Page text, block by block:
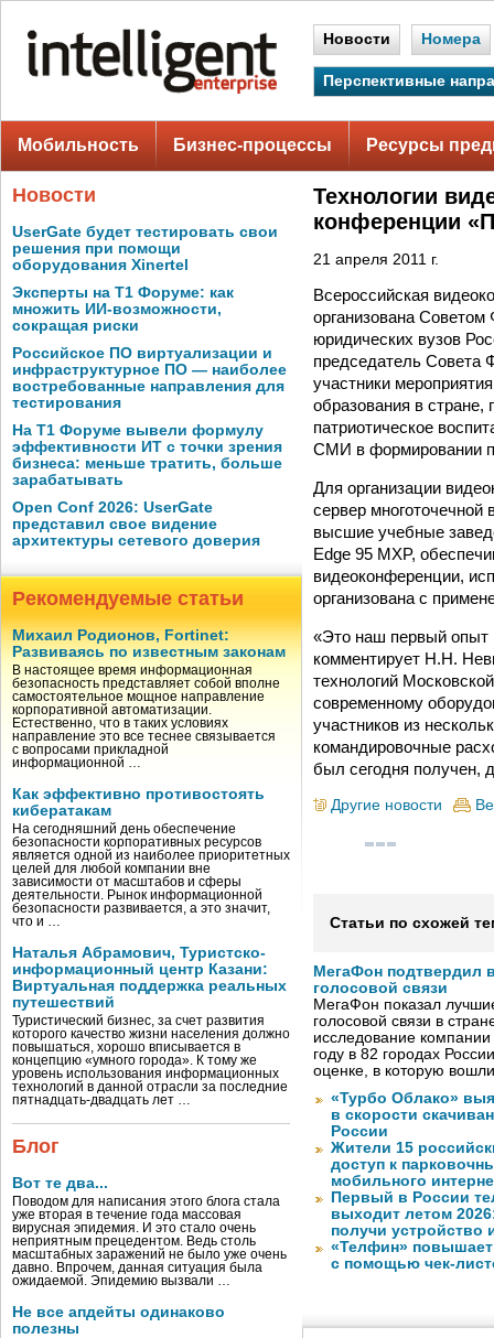
Новости Номера
Перспективные
Мобильность Бизнес-процессы Ресурсы
Новости
UserGate будет тестировать свои
решения при помощи
оборудования Xinertel
Эксперты на Т1 Форуме: как
множить ИИ-возможности,
сокращая риски
Российское ПО виртуализации и
инфраструктурное ПО — наиболее
востребованные направления для
тестирования
На Т1 Форуме вывели формулу
эффективности ИТ с точки зрения
бизнеса: меньше тратить, больше
зарабатывать
Open Conf 2026: UserGate
представил свое видение
архитектуры сетевого доверия
Рекомендуемые статьи
Михаил Родионов, Fortinet:
Развиваясь по известным законам
В настоящее время информационная
безопасность представляет собой вполне
самостоятельное мощное направление
корпоративной автоматизации.
Естественно, что в таких условиях
направление это все теснее связывается
с вопросами прикладной
информационной …
Как эффективно противостоять
кибератакам
На сегодняшний день обеспечение
безопасности корпоративных ресурсов
является одной из наиболее приоритетных
целей для любой компании вне
зависимости от масштабов и сферы
деятельности. Рынок информационной
безопасности развивается, а это значит,
что и …
Наталья Абрамович, Туристско-
информационный центр Казани:
Виртуальная поддержка реальных
путешествий
Туристический бизнес, за счет развития
которого качество жизни населения должно
повышаться, хорошо вписывается в
концепцию «умного города». К тому же
уровень использования информационных
технологий в данной отрасли за последние
пятнадцать-двадцать лет …
Блог
Вот те два...
Поводом для написания этого блога стала
уже вторая в течение года массовая
вирусная эпидемия. И это стало очень
неприятным прецедентом. Ведь столь
масштабных заражений не было уже очень
давно. Впрочем, данная ситуация была
ожидаемой. Эпидемию вызвали …
Не все апдейты одинаково
полезны
Технологии
конференции
21 апреля 2011 г.
Всероссийская
организована
юридических вузов
председатель Совета
участники
образования в
патриотическое
СМИ в формировании
Для организации
сервер многоточечной
высшие учебные
Edge 95 MXP,
видеоконференции,
организована с
«Это наш первый опыт
комментирует Н.Н.
технологий
современному
участников из
командировочные
был сегодня получен,
Другие новости
Статьи по схожей
МегаФон подтвердил
голосовой связи
МегаФон показал
голосовой связи в
исследование
году в 82 городах
оценке, в которую
«Турбо Облако»
в скорости
России
Жители 15
доступ к
мобильного
Первый в России
выходит летом
получи устройство
«Телфин» повышает
с помощью чек-